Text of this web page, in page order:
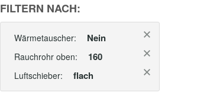
FILTERN NACH:
Wärmetauscher: Nein
Rauchrohr oben: 160
Luftschieber: flach